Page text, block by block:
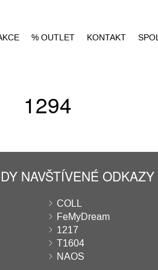
% OUTLET KONTAKT
1294
NAVŠTÍVENÉ ODKAZY
COLL
FeMyDream
1217
T1604
NAOS